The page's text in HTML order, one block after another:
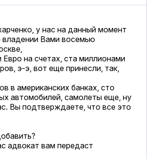
у нас на данный момент
владении Вами восемью
на счетах, ста миллионами
э-э, вот еще принесли, так,
в американских банках, сто
автомобилей, самолеты еще, ну
Вы подтверждаете, что все это
адвокат вам передаст